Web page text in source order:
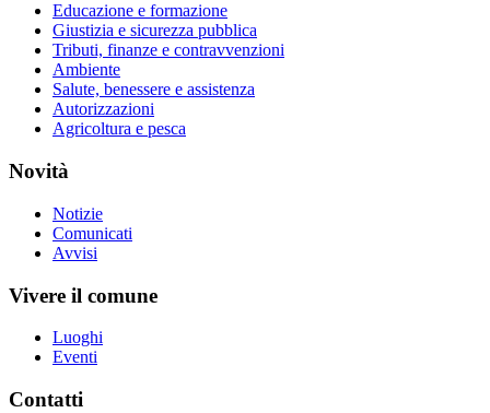
Educazione e formazione
Giustizia e sicurezza pubblica
Tributi, finanze e contravvenzioni
Ambiente
Salute, benessere e assistenza
Autorizzazioni
Agricoltura e pesca
Novità
Notizie
Comunicati
Avvisi
Vivere il comune
Luoghi
Eventi
Contatti